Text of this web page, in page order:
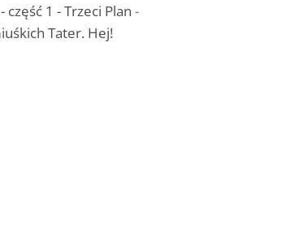
część 1 - Trzeci Plan -
Tater. Hej!